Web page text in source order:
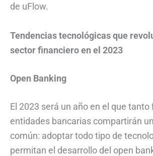
de uFlow.
Tendencias tecnológicas que
sector financiero en el 2023
Open Banking
El 2023 será un año en el que
entidades bancarias compartirán
común: adoptar todo tipo de
permitan el desarrollo del open